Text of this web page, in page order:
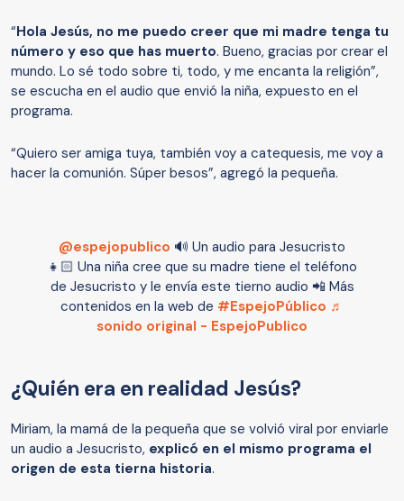
“Hola Jesús, no me puedo creer que mi madre tenga tu
número y eso que has muerto. Bueno, gracias por crear el
mundo. Lo sé todo sobre ti, todo, y me encanta la religión”,
se escucha en el audio que envió la niña, expuesto en el
programa.
“Quiero ser amiga tuya, también voy a catequesis, me voy a
hacer la comunión. Súper besos”, agregó la pequeña.
@espejopublico 🔊 Un audio para Jesucristo
👧🏻 Una niña cree que su madre tiene el teléfono
de Jesucristo y le envía este tierno audio 📲 Más
contenidos en la web de #EspejoPúblico ♬
sonido original - EspejoPublico
¿Quién era en realidad Jesús?
Miriam, la mamá de la pequeña que se volvió viral por enviarle
un audio a Jesucristo, explicó en el mismo programa el
origen de esta tierna historia.